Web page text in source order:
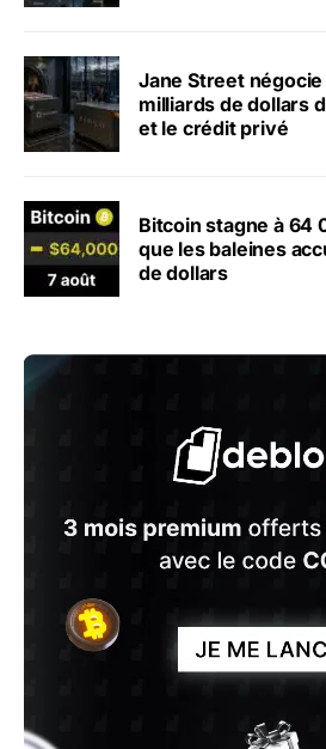
Jane Street
milliards de dollars
et le crédit privé
Bitcoin stagne à 64
que les baleines
de dollars